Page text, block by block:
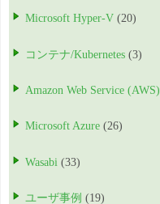
Microsoft Hyper-V (20)
コンテナ/Kubernetes (3)
Amazon Web Service (AWS)
Microsoft Azure (26)
Wasabi (33)
ユーザ事例 (19)